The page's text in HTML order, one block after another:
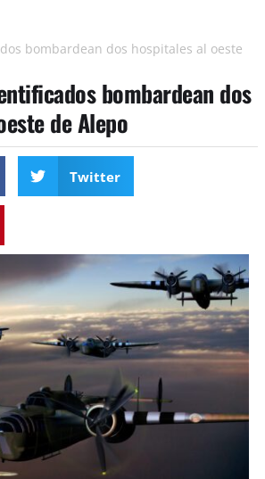
bombardean dos hospitales al oeste
bombardean dos
de Alepo
Twitter